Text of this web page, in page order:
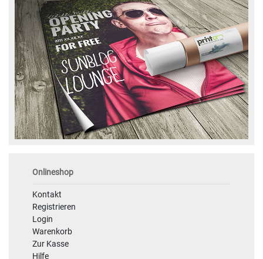
Onlineshop
Kontakt
Registrieren
Login
Warenkorb
Zur Kasse
Hilfe